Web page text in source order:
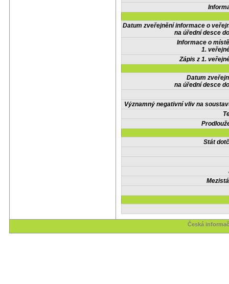
Datum zveřejnění informace o
na úřední desce
Informace o
1.
Zápis z 1.
Datum
na úřední desce
Významný negativní vliv na
Stát
Česká